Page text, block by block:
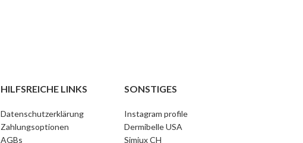
HILFSREICHE LINKS
Datenschutzerklärung
Zahlungsoptionen
AGBs
SONSTIGES
Instagram profile
Dermibelle USA
Simiux CH